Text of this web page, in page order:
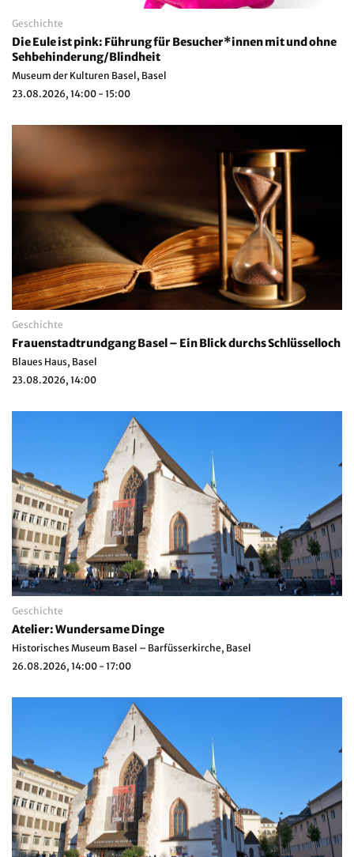
Geschichte
Die Eule ist pink: Führung für Besucher*innen mit und ohne
Sehbehinderung/Blindheit
Museum der Kulturen Basel, Basel
23.08.2026, 14:00 - 15:00
Geschichte
Frauenstadtrundgang Basel – Ein Blick durchs Schlüsselloch
Blaues Haus, Basel
23.08.2026, 14:00
Geschichte
Atelier: Wundersame Dinge
Historisches Museum Basel – Barfüsserkirche, Basel
26.08.2026, 14:00 - 17:00